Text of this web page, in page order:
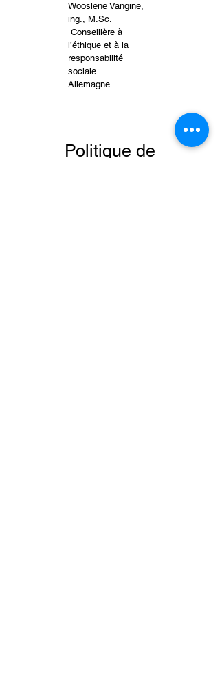
Wooslene Vangine,
ing., M.Sc.
Conseillère à
l’éthique et à la
responsabilité
sociale
Allemagne
Politique de